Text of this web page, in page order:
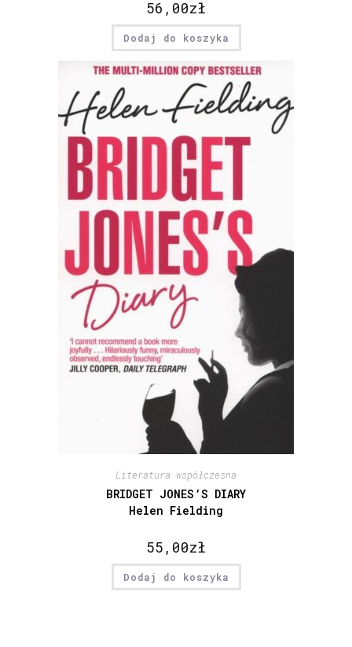
56,00zł
Dodaj do koszyka
Literatura współczesna
BRIDGET JONES’S DIARY
Helen Fielding
55,00zł
Dodaj do koszyka